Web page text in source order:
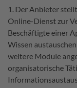
Der Anbieter
Online-Dienst zur
Beschäftigte einer
Wissen
weitere Module
organisatorische